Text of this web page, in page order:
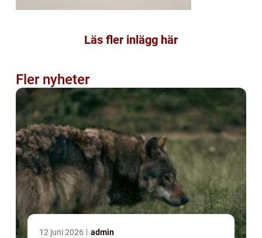
Läs fler inlägg här
Fler nyheter
12 juni 2026 admin